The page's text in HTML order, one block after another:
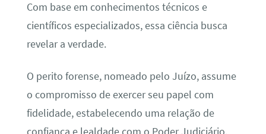
Com base em conhecimentos técnicos e
científicos especializados, essa ciência busca
revelar a verdade.
O perito forense, nomeado pelo Juízo, assume
o compromisso de exercer seu papel com
fidelidade, estabelecendo uma relação de